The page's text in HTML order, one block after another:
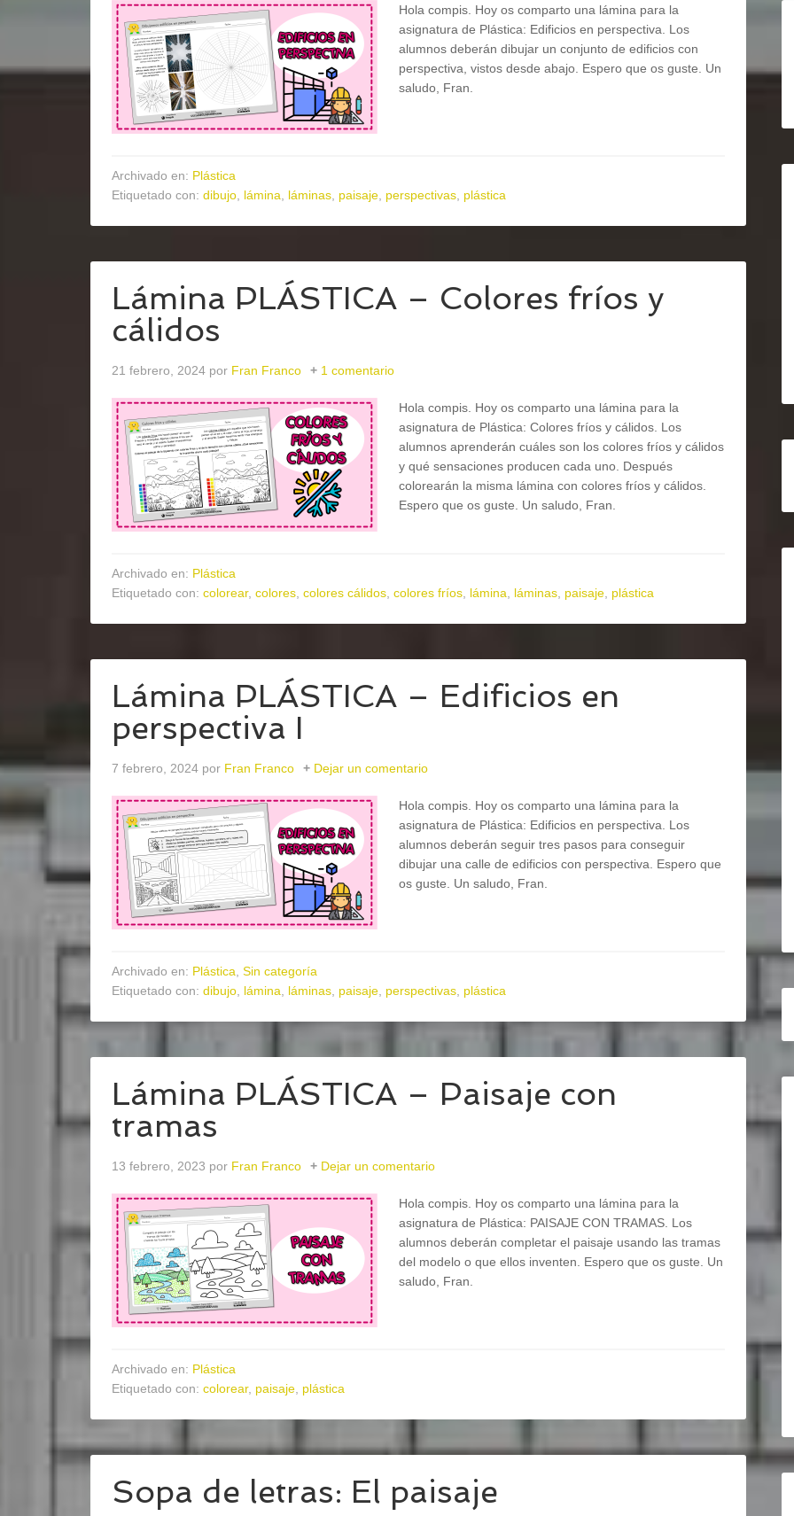
Hola compis. Hoy os comparto una lámina para la
asignatura de Plástica: Edificios en perspectiva. Los
alumnos deberán dibujar un conjunto de edificios con
perspectiva, vistos desde abajo. Espero que os guste. Un
saludo, Fran.
Archivado en: Plástica
Etiquetado con: dibujo lámina láminas paisaje perspectivas plástica
Lámina PLÁSTICA – Colores fríos y
cálidos
21 febrero, 2024 por Fran Franco 1 comentario
Hola compis. Hoy os comparto una lámina para la
asignatura de Plástica: Colores fríos y cálidos. Los
alumnos aprenderán cuáles son los colores fríos y cálidos
y qué sensaciones producen cada uno. Después
colorearán la misma lámina con colores fríos y cálidos.
Espero que os guste. Un saludo, Fran.
Archivado en: Plástica
Etiquetado con: colorear, colores colores cálidos colores fríos lámina láminas paisaje plástica
Lámina PLÁSTICA – Edificios en
perspectiva I
7 febrero, 2024 por Fran Franco Dejar un comentario
Hola compis. Hoy os comparto una lámina para la
asignatura de Plástica: Edificios en perspectiva. Los
alumnos deberán seguir tres pasos para conseguir
dibujar una calle de edificios con perspectiva. Espero que
os guste. Un saludo, Fran.
Archivado en: Plástica Sin categoría
Etiquetado con: dibujo lámina láminas paisaje perspectivas plástica
Lámina PLÁSTICA – Paisaje con
tramas
13 febrero, 2023 por Fran Franco Dejar un comentario
Hola compis. Hoy os comparto una lámina para la
asignatura de Plástica: PAISAJE CON TRAMAS. Los
alumnos deberán completar el paisaje usando las tramas
del modelo o que ellos inventen. Espero que os guste. Un
saludo, Fran.
Archivado en: Plástica
Etiquetado con: colorear, paisaje plástica
Sopa de letras: El paisaje